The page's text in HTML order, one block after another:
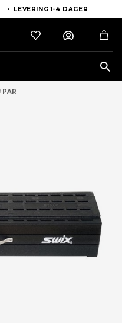
LEVERING 1-4 DAGER
PAR